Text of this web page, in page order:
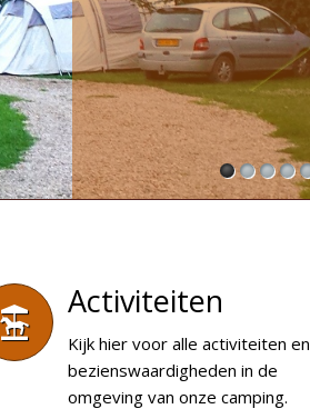
Activiteiten
Kijk hier voor alle activiteiten en
bezienswaardigheden in de
omgeving van onze camping.